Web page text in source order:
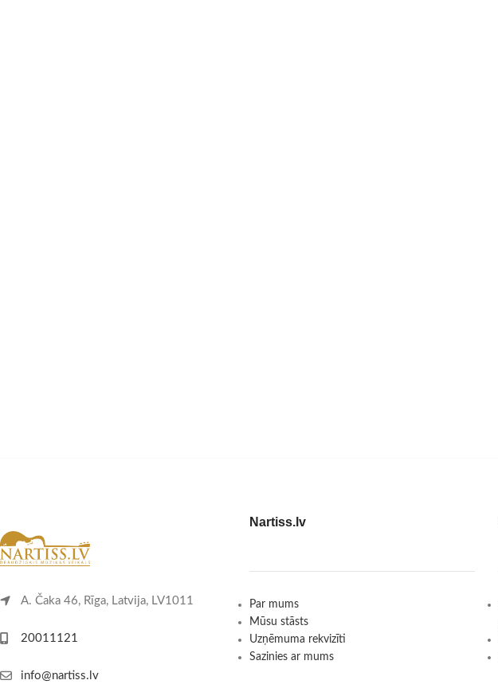
A. Čaka 46, Rīga, Latvija, LV1011
20011121
info@nartiss.lv
Nartiss.lv
Par mums
Mūsu stāsts
Uzņēmuma rekvizīti
Sazinies ar mums